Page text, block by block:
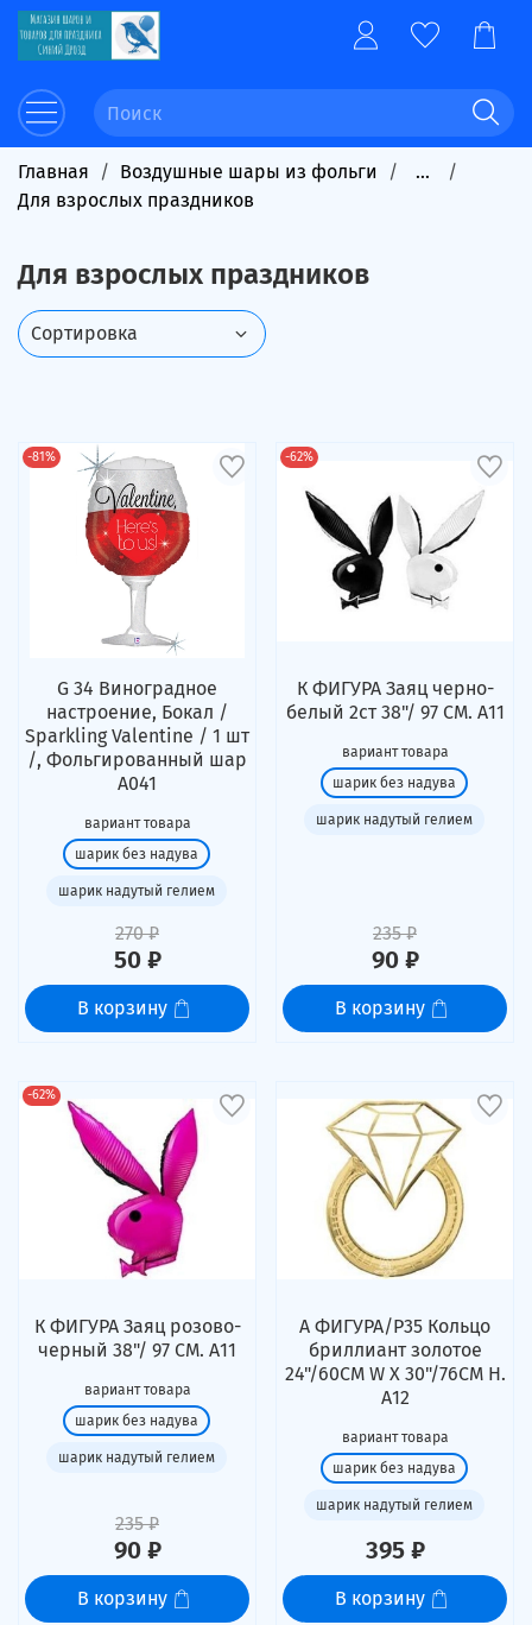
Главная Воздушные шары из фольги
...
Для взрослых праздников
Для взрослых праздников
-81%
G 34 Виноградное
настроение, Бокал /
Sparkling Valentine / 1 шт
/, Фольгированный шар
А041
вариант товара
шарик без надува
шарик надутый гелием
270 ₽
50 ₽
В корзину
-62%
К ФИГУРА Заяц черно-
белый 2ст 38"/ 97 СМ. А11
вариант товара
шарик без надува
шарик надутый гелием
235 ₽
90 ₽
В корзину
-62%
К ФИГУРА Заяц розово-
черный 38"/ 97 СМ. А11
вариант товара
шарик без надува
шарик надутый гелием
235 ₽
90 ₽
В корзину
А ФИГУРА/P35 Кольцо
бриллиант золотое
24"/60CM W X 30"/76CM H.
А12
вариант товара
шарик без надува
шарик надутый гелием
395 ₽
В корзину